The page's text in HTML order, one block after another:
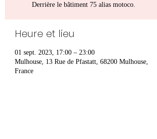
Derrière le bâtiment 75 alias motoco.
Heure et lieu
01 sept. 2023, 17:00 – 23:00
Mulhouse, 13 Rue de Pfastatt, 68200 Mulhouse,
France